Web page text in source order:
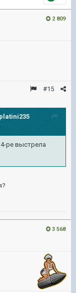
2 809
#15
platini235
ре выстрела
3 568